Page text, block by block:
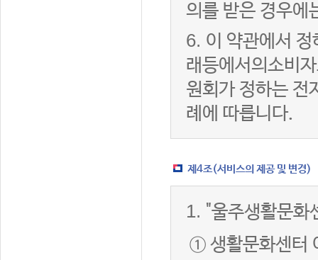
의를 받은 경우에
6. 이 약관에서
래등에서의소비
원회가 정하는 전
례에 따릅니다.
제4조(서비스의 제공 및 변경)
1. "울주생활문화
① 생활문화센터